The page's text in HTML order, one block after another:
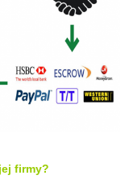
firmy?